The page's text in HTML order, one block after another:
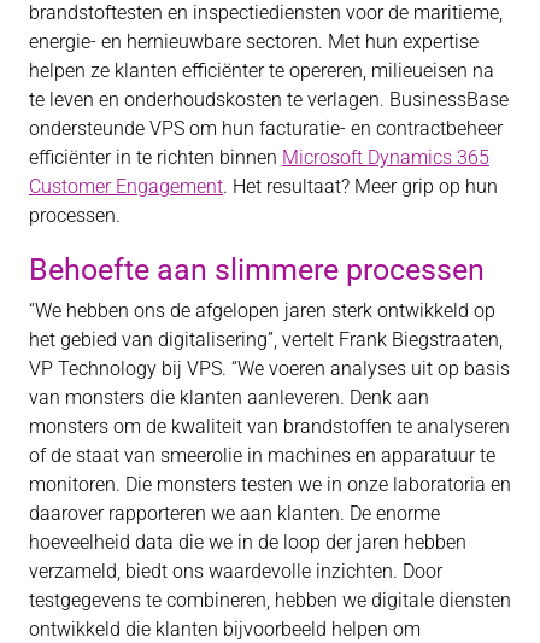
brandstoftesten en inspectiediensten voor de maritieme,
energie- en hernieuwbare sectoren. Met hun expertise
helpen ze klanten efficiënter te opereren, milieueisen na
te leven en onderhoudskosten te verlagen. BusinessBase
ondersteunde VPS om hun facturatie- en contractbeheer
efficiënter in te richten binnen Microsoft Dynamics 365
Customer Engagement. Het resultaat? Meer grip op hun
processen.
Behoefte aan slimmere processen
“We hebben ons de afgelopen jaren sterk ontwikkeld op
het gebied van digitalisering”, vertelt Frank Biegstraaten,
VP Technology bij VPS. “We voeren analyses uit op basis
van monsters die klanten aanleveren. Denk aan
monsters om de kwaliteit van brandstoffen te analyseren
of de staat van smeerolie in machines en apparatuur te
monitoren. Die monsters testen we in onze laboratoria en
daarover rapporteren we aan klanten. De enorme
hoeveelheid data die we in de loop der jaren hebben
verzameld, biedt ons waardevolle inzichten. Door
testgegevens te combineren, hebben we digitale diensten
ontwikkeld die klanten bijvoorbeeld helpen om